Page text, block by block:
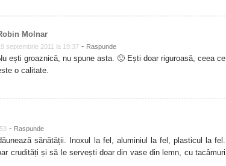
Molnar
septembrie 2011 la 19:37 - Raspunde
ești groaznică, nu spune asta. 🙂 Ești doar riguroasă, ceea ce
o calitate.
- Raspunde
sănătății. Inoxul la fel, aluminiul la fel, plasticul la fel.
crudități și să le servești doar din vase din lemn, cu tacâmuri